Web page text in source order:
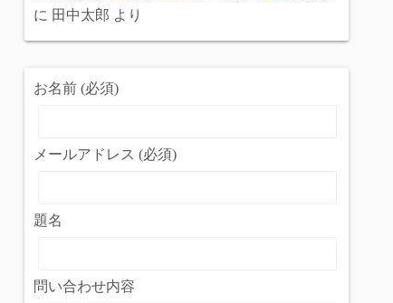
に 田中太郎 より
お名前 (必須)
メールアドレス (必須)
題名
問い合わせ内容